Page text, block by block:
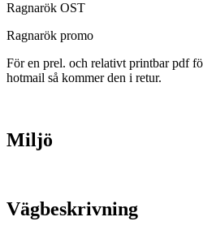
Ragnarök OST
Ragnarök promo
För en prel. och relativt printbar pdf
hotmail så kommer den i retur.
Miljö
Vägbeskrivning